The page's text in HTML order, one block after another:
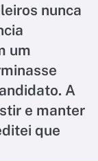
nunca
um
A
e manter
que